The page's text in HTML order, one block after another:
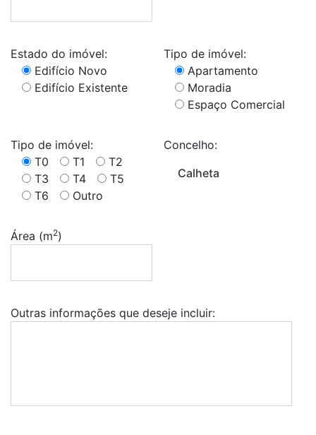
Estado do imóvel:
Edifício Novo
Edifício Existente
Tipo de imóvel:
Apartamento
Moradia
Espaço Comercial
Tipo de imóvel:
T0
T1
T2
T3
T4
T5
T6
Outro
Concelho:
Área (m2)
Outras informações que deseje incluir: